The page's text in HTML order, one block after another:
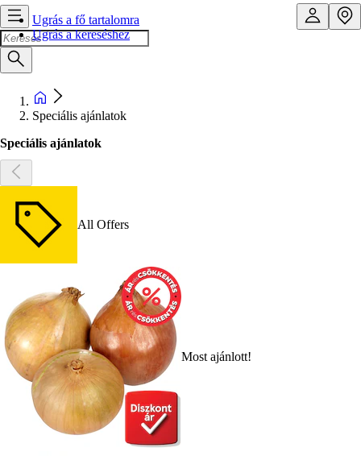
Ugrás a fő tartalomra
Ugrás a kereséshez
Speciális ajánlatok
Speciális ajánlatok
All Offers
Most ajánlott!